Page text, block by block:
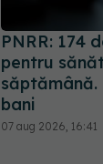
PNRR: 174
pentru
săptămână.
bani
07 aug 2026, 16:41